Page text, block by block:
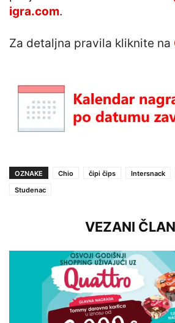
igra.com.
Za detaljna pravila kliknite na
OZNAKE Chio čipi čips Intersnack
Studenac
VEZANI